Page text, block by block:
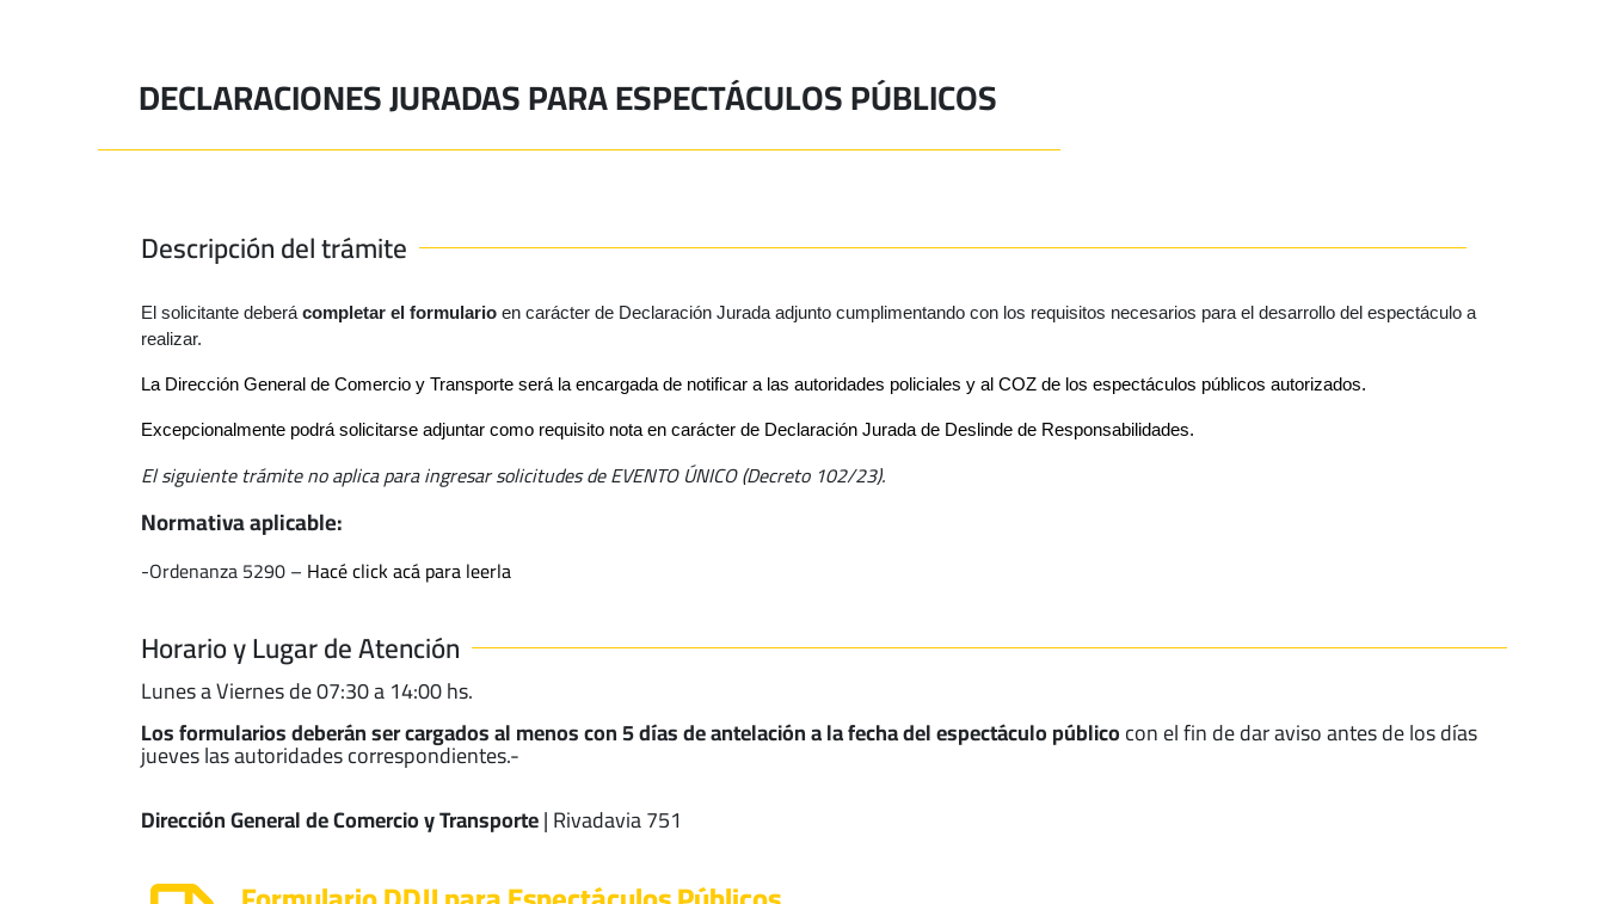
DECLARACIONES JURADAS PARA ESPECTÁCULOS PÚBLICOS
Descripción del trámite
El solicitante deberá completar el formulario en carácter de Declaración Jurada adjunto cumplimentando con los requisitos necesarios para el desarrollo del espectáculo a
realizar.
La Dirección General de Comercio y Transporte será la encargada de notificar a las autoridades policiales y al COZ de los espectáculos públicos autorizados.
Excepcionalmente podrá solicitarse adjuntar como requisito nota en carácter de Declaración Jurada de Deslinde de Responsabilidades.
El siguiente trámite no aplica para ingresar solicitudes de EVENTO ÚNICO (Decreto 102/23).
Normativa aplicable:
-Ordenanza 5290 – Hacé click acá para leerla
Horario y Lugar de Atención
Lunes a Viernes de 07:30 a 14:00 hs.
Los formularios deberán ser cargados al menos con 5 días de antelación a la fecha del espectáculo públicocon el fin de dar aviso antes de los días
jueves las autoridades correspondientes.-
Dirección General de Comercio y Transporte| Rivadavia 751